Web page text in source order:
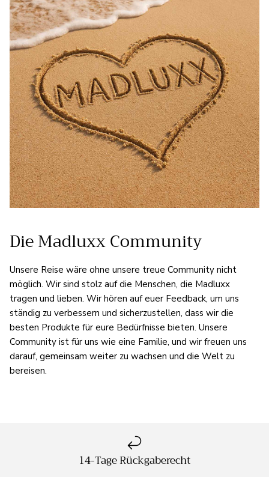
Die Madluxx Community
Unsere Reise wäre ohne unsere treue Community nicht
möglich. Wir sind stolz auf die Menschen, die Madluxx
tragen und lieben. Wir hören auf euer Feedback, um uns
ständig zu verbessern und sicherzustellen, dass wir die
besten Produkte für eure Bedürfnisse bieten. Unsere
Community ist für uns wie eine Familie, und wir freuen uns
darauf, gemeinsam weiter zu wachsen und die Welt zu
bereisen.
14-Tage Rückgaberecht